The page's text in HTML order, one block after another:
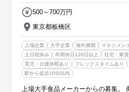
東京都板橋区
500～700万円
上場企業 大手企業 海外展開 マネジメン
土日祝休み
年間休日120日以上
社宅・家
育児・介護休暇あり
フレックスタイムあり
駅から徒歩10分以内
上場大手食品メーカーからの募集。